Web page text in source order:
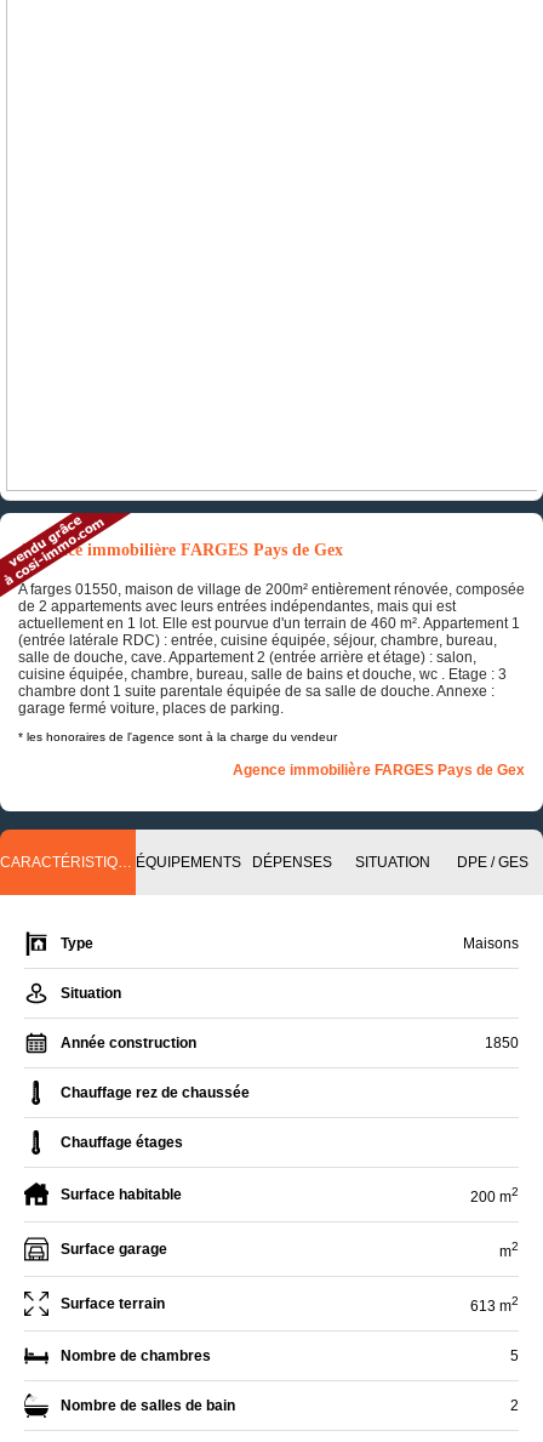
Annonce immobilière FARGES Pays de Gex
A farges 01550, maison de village de 200m² entièrement rénovée, composée
de 2 appartements avec leurs entrées indépendantes, mais qui est
actuellement en 1 lot. Elle est pourvue d'un terrain de 460 m². Appartement 1
(entrée latérale RDC) : entrée, cuisine équipée, séjour, chambre, bureau,
salle de douche, cave. Appartement 2 (entrée arrière et étage) : salon,
cuisine équipée, chambre, bureau, salle de bains et douche, wc . Etage : 3
chambre dont 1 suite parentale équipée de sa salle de douche. Annexe :
garage fermé voiture, places de parking.
* les honoraires de l'agence sont à la charge du vendeur
Agence immobilière FARGES Pays de Gex
CARACTÉRISTIQUES ÉQUIPEMENTS DÉPENSES SITUATION DPE / GES
Type Maisons
Situation
Année construction 1850
Chauffage rez de chaussée
Chauffage étages
Surface habitable 200 m2
Surface garage m2
Surface terrain 613 m2
Nombre de chambres 5
Nombre de salles de bain 2